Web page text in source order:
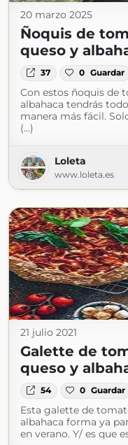
20 marzo 2025
Ñoquis de
queso y
37 0 Guardar
Con estos ñoquis de
albahaca tendrás
manera más fácil.
(...)
Loleta
www.loleta.es
21 julio 2021
Galette de
queso y
54 0 Guardar
Esta galette de
albahaca forma ya
en verano. Y/ es que